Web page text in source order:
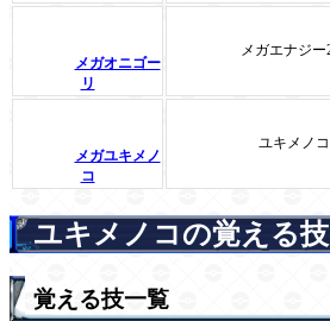
メガオニゴー
リ
メガエナジ
メガユキメノ
コ
ユキメノ
ユキメノコの覚える技
覚える技一覧